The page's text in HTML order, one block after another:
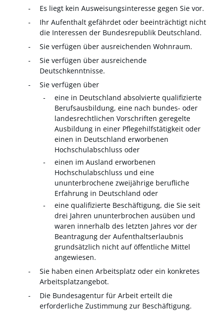
Es liegt kein Ausweisungsinteresse gegen Sie vor.
Ihr Aufenthalt gefährdet oder beeinträchtigt nicht
die Interessen der Bundesrepublik Deutschland.
Sie verfügen über ausreichenden Wohnraum.
Sie verfügen über ausreichende
Deutschkenntnisse.
Sie verfügen über
eine in Deutschland absolvierte qualifizierte
Berufsausbildung, eine nach bundes- oder
landesrechtlichen Vorschriften geregelte
Ausbildung in einer Pflegehilfstätigkeit oder
einen in Deutschland erworbenen
Hochschulabschluss oder
einen im Ausland erworbenen
Hochschulabschluss und eine
ununterbrochene zweijährige berufliche
Erfahrung in Deutschland oder
eine qualifizierte Beschäftigung, die Sie seit
drei Jahren ununterbrochen ausüben und
waren innerhalb des letzten Jahres vor der
Beantragung der Aufenthaltserlaubnis
grundsätzlich nicht auf öffentliche Mittel
angewiesen.
Sie haben einen Arbeitsplatz oder ein konkretes
Arbeitsplatzangebot.
Die Bundesagentur für Arbeit erteilt die
erforderliche Zustimmung zur Beschäftigung.